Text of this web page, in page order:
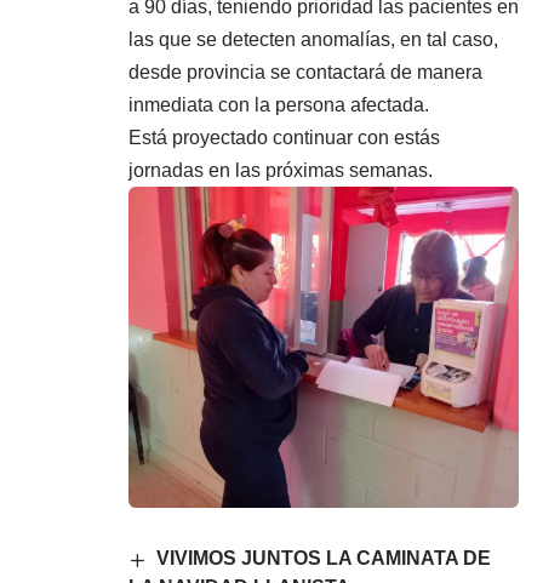
a 90 días, teniendo prioridad las pacientes en
las que se detecten anomalías, en tal caso,
desde provincia se contactará de manera
inmediata con la persona afectada.
Está proyectado continuar con estás
jornadas en las próximas semanas.
VIVIMOS JUNTOS LA CAMINATA DE